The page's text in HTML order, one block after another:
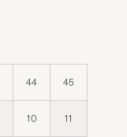
44 45
10 11